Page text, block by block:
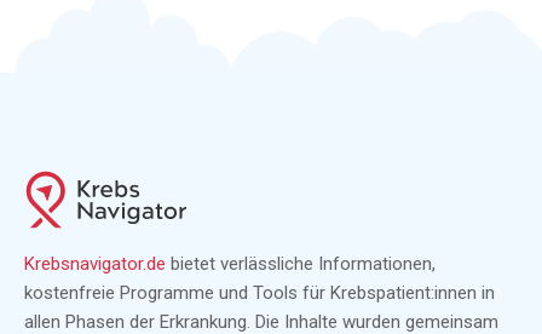
Krebsnavigator.de bietet verlässliche Informationen,
kostenfreie Programme und Tools für Krebspatient:innen in
allen Phasen der Erkrankung. Die Inhalte wurden gemeinsam